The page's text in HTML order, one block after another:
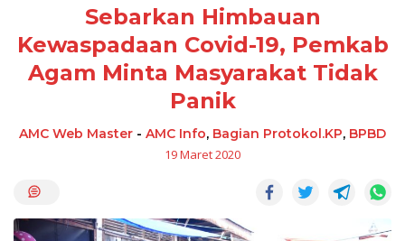
Sebarkan Himbauan
Kewaspadaan Covid-19, Pemkab
Agam Minta Masyarakat Tidak
Panik
AMC Web Master - AMC Info, Bagian Protokol.KP, BPBD
19 Maret 2020